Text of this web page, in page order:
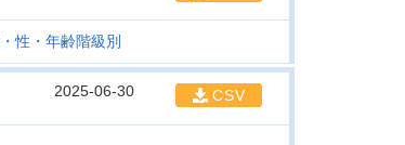
性・年齢階級別
2025-06-30 CSV